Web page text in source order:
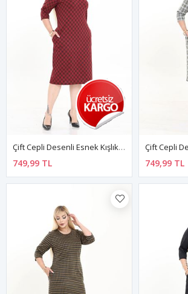
Çift Cepli Desenli Esnek Kışlık Büyük Beden Midi Elbise 29D-2725
749,99 TL 749,99 TL